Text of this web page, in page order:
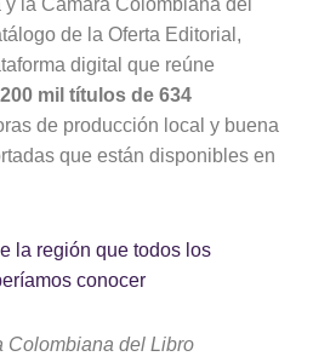
la Cámara Colombiana del
de la Oferta Editorial,
digital que reúne
200 mil títulos de 634
de producción local y buena
que están disponibles en
la región que todos los
conocer
Colombiana del Libro